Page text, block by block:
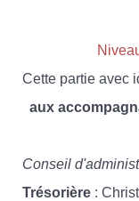
Cette partie avec
aux
Conseil
Trésorière :